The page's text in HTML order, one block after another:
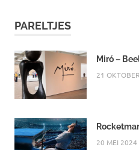
PARELTJES
Miró –
21
20 MEI 2024